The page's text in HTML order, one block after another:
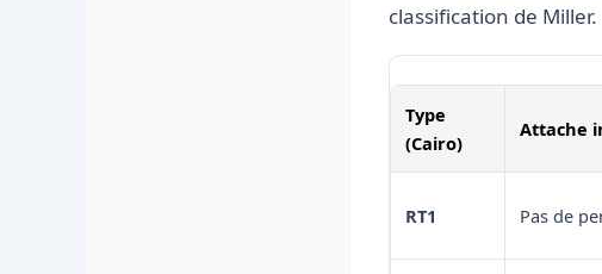
classification de Miller.
Type
(Cairo)
Attache
RT1 Pas de